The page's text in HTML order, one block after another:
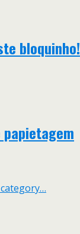
bloquinho!
papietagem